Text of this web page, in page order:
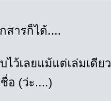
สารก็ได้....
ไว้เลยแม้แต่เล่มเดียว
อ (ว่ะ....)